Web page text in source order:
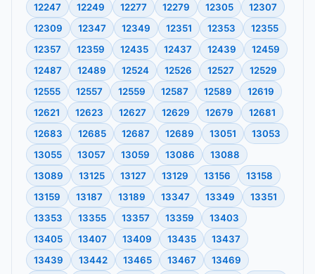
12247
12249 12277 12279 12305
12307
12309
12347 12349 12351 12353
12355
12357
12359 12435 12437 12439
12459
12487
12489 12524 12526 12527
12529
12555
12557 12559 12587 12589
12619
12621
12623 12627 12629 12679
12681
12683
12685 12687 12689 13051
13053
13055
13057 13059 13086
13088
13089
13125 13127 13129 13156
13158
13159
13187 13189 13347 13349
13351
13353
13355 13357 13359
13403
13405
13407 13409 13435
13437
13439
13442 13465 13467
13469